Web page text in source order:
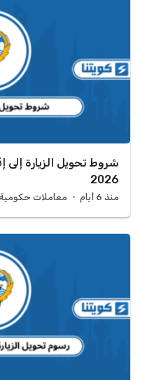
شروط تحويل الزيارة إلى
2026
منذ 6 أيام معاملات